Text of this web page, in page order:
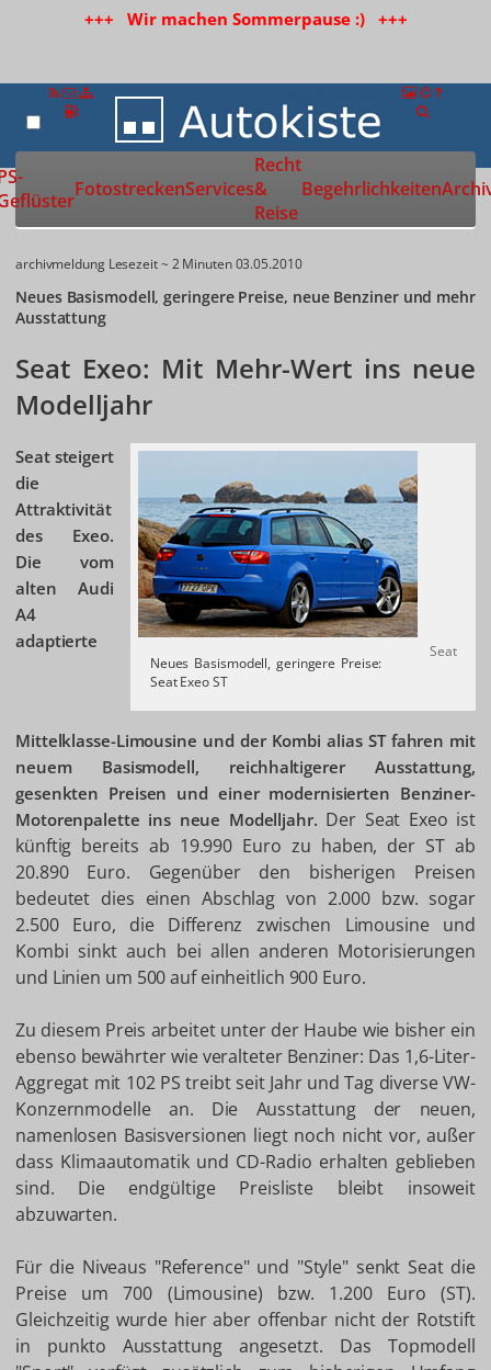
+++ Wir machen Sommerpause :) +++
Zur Startseite
FotostreckenServices
Recht
&
Reise
Begehrlichkeiten
archivmeldung Lesezeit ~ 2 Minuten03.05.2010
Neues Basismodell, geringere Preise, neue Benziner und mehr
Ausstattung
Seat Exeo: Mit Mehr-Wert ins neue
Modelljahr
Seat
Neues Basismodell, geringere Preise:
Seat Exeo ST
Seat steigert
die
Attraktivität
des Exeo.
Die vom
alten Audi
A4
adaptierte
Mittelklasse-Limousine und der Kombi alias ST fahren mit
neuem Basismodell, reichhaltigerer Ausstattung,
gesenkten Preisen und einer modernisierten Benziner-
Motorenpalette ins neue Modelljahr. Der Seat Exeo ist
künftig bereits ab 19.990 Euro zu haben, der ST ab
20.890 Euro. Gegenüber den bisherigen Preisen
bedeutet dies einen Abschlag von 2.000 bzw. sogar
2.500 Euro, die Differenz zwischen Limousine und
Kombi sinkt auch bei allen anderen Motorisierungen
und Linien um 500 auf einheitlich 900 Euro.
Zu diesem Preis arbeitet unter der Haube wie bisher ein
ebenso bewährter wie veralteter Benziner: Das 1,6-Liter-
Aggregat mit 102 PS treibt seit Jahr und Tag diverse VW-
Konzernmodelle an. Die Ausstattung der neuen,
namenlosen Basisversionen liegt noch nicht vor, außer
dass Klimaautomatik und CD-Radio erhalten geblieben
sind. Die endgültige Preisliste bleibt insoweit
abzuwarten.
Für die Niveaus "Reference" und "Style" senkt Seat die
Preise um 700 (Limousine) bzw. 1.200 Euro (ST).
Gleichzeitig wurde hier aber offenbar nicht der Rotstift
in punkto Ausstattung angesetzt. Das Topmodell